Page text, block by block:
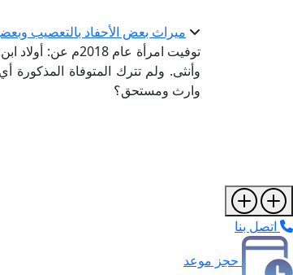
ميراث بعض الأحفاد بالتعصيب
توفيت امرأة عام
وأنثى. ولم تترك المتوفاة
وارث ومستحق؟
اتصل بنا
حجز موعد